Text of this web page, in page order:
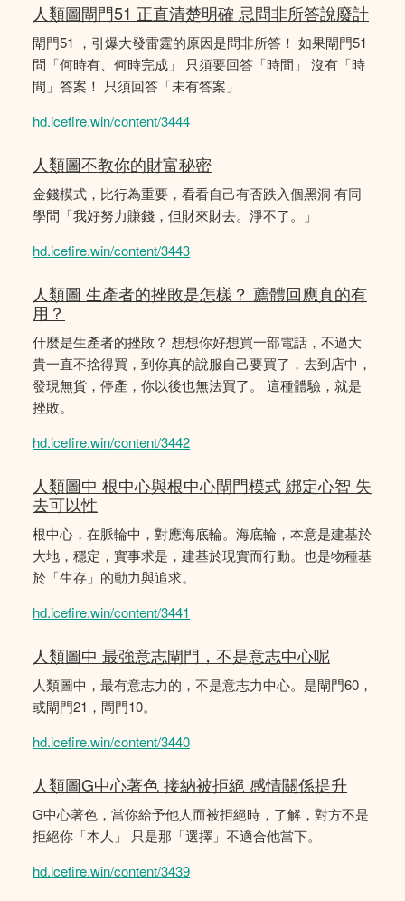
人類圖閘門51 正直清楚明確 忌問非所答說廢計
閘門51 ，引爆大發雷霆的原因是問非所答！ 如果閘門51
問「何時有、何時完成」 只須要回答「時間」 沒有「時
間」答案！ 只須回答「未有答案」
hd.icefire.win/content/3444
人類圖不教你的財富秘密
金錢模式，比行為重要，看看自己有否跌入個黑洞 有同
學問「我好努力賺錢，但財來財去。淨不了。」
hd.icefire.win/content/3443
人類圖 生產者的挫敗是怎樣？ 薦體回應真的有
用？
什麼是生產者的挫敗？ 想想你好想買一部電話，不過大
貴一直不捨得買，到你真的說服自己要買了，去到店中，
發現無貨，停產，你以後也無法買了。 這種體驗，就是
挫敗。
hd.icefire.win/content/3442
人類圖中 根中心與根中心閘門模式 綁定心智 失
去可以性
根中心，在脈輪中，對應海底輪。海底輪，本意是建基於
大地，穩定，實事求是，建基於現實而行動。也是物種基
於「生存」的動力與追求。
hd.icefire.win/content/3441
人類圖中 最強意志閘門，不是意志中心呢
人類圖中，最有意志力的，不是意志力中心。是閘門60，
或閘門21，閘門10。
hd.icefire.win/content/3440
人類圖G中心著色 接納被拒絕 感情關係提升
G中心著色，當你給予他人而被拒絕時，了解，對方不是
拒絕你「本人」 只是那「選擇」不適合他當下。
hd.icefire.win/content/3439